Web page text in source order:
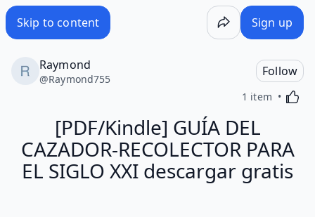
Skip to content Sign up
Raymond
@Raymond755
Follow
1 item
[PDF/Kindle] GUÍA DEL
CAZADOR-RECOLECTOR PARA
EL SIGLO XXI descargar gratis